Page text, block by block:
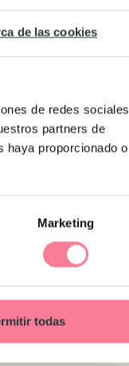
de las cookies
de redes sociales
partners de
haya proporcionado o
Marketing
todas